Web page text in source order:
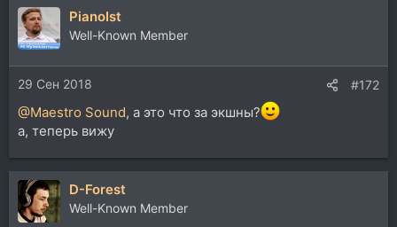
к
ц
и
и
:
PianoIst
Well-Known Member
29 Сен 2018 #172
@Maestro Sound, а это что за экшны?
а, теперь вижу
D-Forest
Well-Known Member